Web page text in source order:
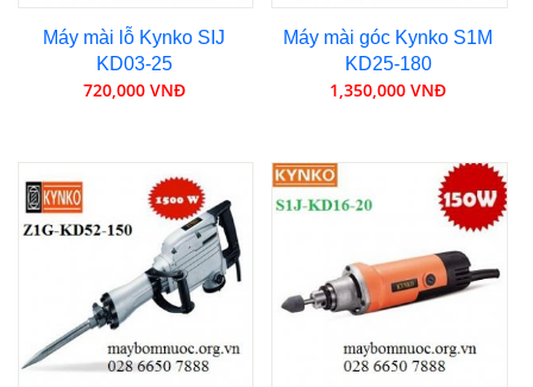
Máy mài lỗ Kynko SIJ
KD03-25
720,000 VNĐ
Máy mài góc Kynko S1M
KD25-180
1,350,000 VNĐ